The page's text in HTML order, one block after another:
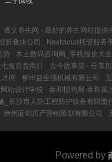
遵义养生网 - 最好的养生网站提供
折叠块公司 Nextcloud托管服务
势
木土数码咨询网_手机报价大
兔百货商行 古今故事堂 - 分享
网 柳州益全强机械有限公司
站设计学校
泰和招聘网-泰和英
长沙市人防工程防护设备有限责
徐州蓝剑房产营销策划有限公司
Powered by